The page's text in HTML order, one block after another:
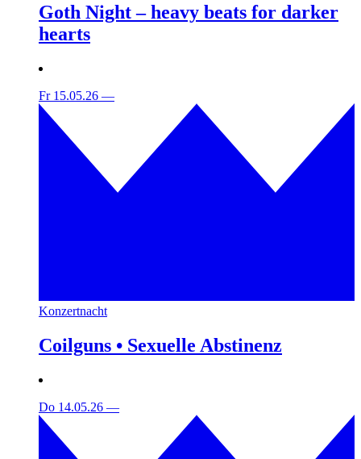
Goth Night – heavy beats for darker
hearts
Fr 15.05.26 —
Konzertnacht
Coilguns • Sexuelle Abstinenz
Do 14.05.26 —